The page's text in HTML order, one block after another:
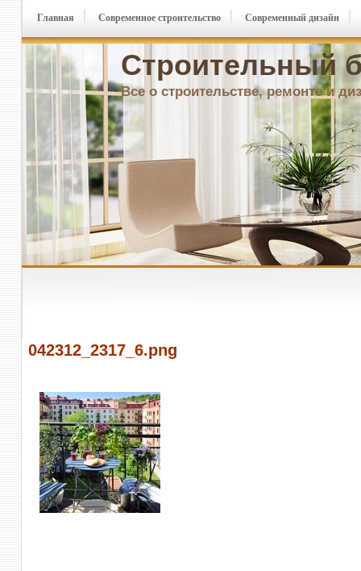
Строительный
Все о строительстве, ремонте и
Главная Современное строительство Современный дизайн
042312_2317_6.png